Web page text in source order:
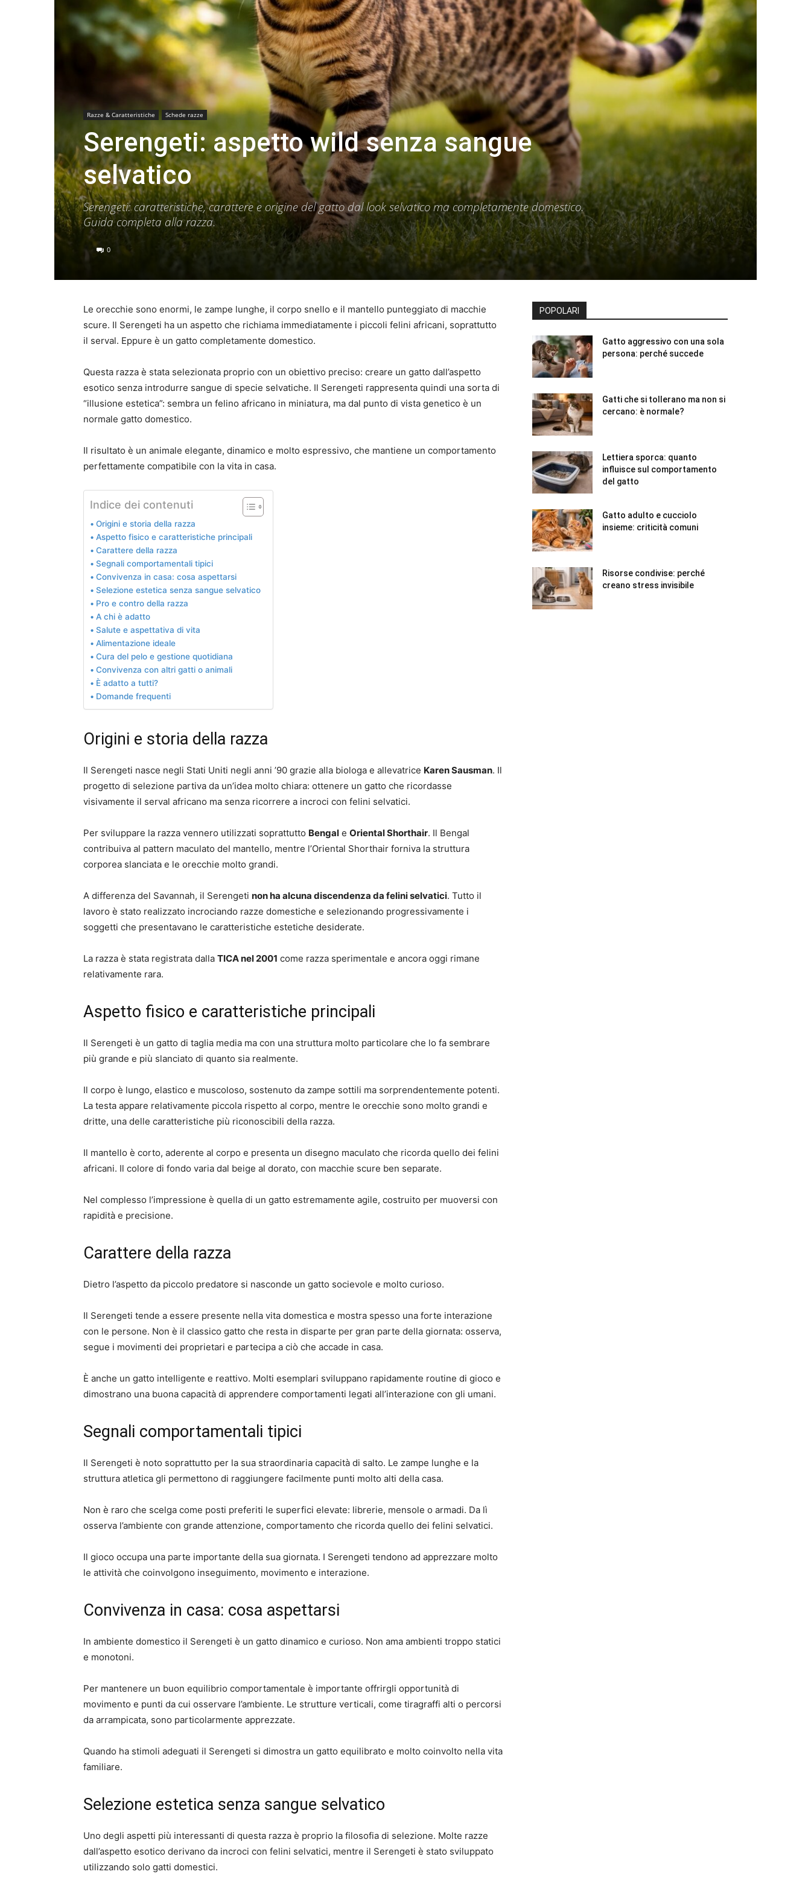
Razze & Caratteristiche Schede razze
Serengeti: aspetto wild senza sangue
selvatico
Serengeti: caratteristiche, carattere e origine del gatto dal look selvatico ma completamente domestico.
Guida completa alla razza.
0
Le orecchie sono enormi, le zampe lunghe, il corpo snello e il mantello punteggiato di macchie
scure. Il Serengeti ha un aspetto che richiama immediatamente i piccoli felini africani, soprattutto
il serval. Eppure è un gatto completamente domestico.
Questa razza è stata selezionata proprio con un obiettivo preciso: creare un gatto dall’aspetto
esotico senza introdurre sangue di specie selvatiche. Il Serengeti rappresenta quindi una sorta di
“illusione estetica”: sembra un felino africano in miniatura, ma dal punto di vista genetico è un
normale gatto domestico.
Il risultato è un animale elegante, dinamico e molto espressivo, che mantiene un comportamento
perfettamente compatibile con la vita in casa.
Indice dei contenuti
Origini e storia della razza
Aspetto fisico e caratteristiche principali
Carattere della razza
Segnali comportamentali tipici
Convivenza in casa: cosa aspettarsi
Selezione estetica senza sangue selvatico
Pro e contro della razza
A chi è adatto
Salute e aspettativa di vita
Alimentazione ideale
Cura del pelo e gestione quotidiana
Convivenza con altri gatti o animali
È adatto a tutti?
Domande frequenti
Origini e storia della razza
Il Serengeti nasce negli Stati Uniti negli anni ’90 grazie alla biologa e allevatrice Karen Sausman. Il
progetto di selezione partiva da un’idea molto chiara: ottenere un gatto che ricordasse
visivamente il serval africano ma senza ricorrere a incroci con felini selvatici.
Per sviluppare la razza vennero utilizzati soprattutto Bengal e Oriental Shorthair. Il Bengal
contribuiva al pattern maculato del mantello, mentre l’Oriental Shorthair forniva la struttura
corporea slanciata e le orecchie molto grandi.
A differenza del Savannah, il Serengeti non ha alcuna discendenza da felini selvatici. Tutto il
lavoro è stato realizzato incrociando razze domestiche e selezionando progressivamente i
soggetti che presentavano le caratteristiche estetiche desiderate.
La razza è stata registrata dalla TICA nel 2001 come razza sperimentale e ancora oggi rimane
relativamente rara.
Aspetto fisico e caratteristiche principali
Il Serengeti è un gatto di taglia media ma con una struttura molto particolare che lo fa sembrare
più grande e più slanciato di quanto sia realmente.
Il corpo è lungo, elastico e muscoloso, sostenuto da zampe sottili ma sorprendentemente potenti.
La testa appare relativamente piccola rispetto al corpo, mentre le orecchie sono molto grandi e
dritte, una delle caratteristiche più riconoscibili della razza.
Il mantello è corto, aderente al corpo e presenta un disegno maculato che ricorda quello dei felini
africani. Il colore di fondo varia dal beige al dorato, con macchie scure ben separate.
Nel complesso l’impressione è quella di un gatto estremamente agile, costruito per muoversi con
rapidità e precisione.
Carattere della razza
Dietro l’aspetto da piccolo predatore si nasconde un gatto socievole e molto curioso.
Il Serengeti tende a essere presente nella vita domestica e mostra spesso una forte interazione
con le persone. Non è il classico gatto che resta in disparte per gran parte della giornata: osserva,
segue i movimenti dei proprietari e partecipa a ciò che accade in casa.
È anche un gatto intelligente e reattivo. Molti esemplari sviluppano rapidamente routine di gioco e
dimostrano una buona capacità di apprendere comportamenti legati all’interazione con gli umani.
Segnali comportamentali tipici
Il Serengeti è noto soprattutto per la sua straordinaria capacità di salto. Le zampe lunghe e la
struttura atletica gli permettono di raggiungere facilmente punti molto alti della casa.
Non è raro che scelga come posti preferiti le superfici elevate: librerie, mensole o armadi. Da lì
osserva l’ambiente con grande attenzione, comportamento che ricorda quello dei felini selvatici.
Il gioco occupa una parte importante della sua giornata. I Serengeti tendono ad apprezzare molto
le attività che coinvolgono inseguimento, movimento e interazione.
Convivenza in casa: cosa aspettarsi
In ambiente domestico il Serengeti è un gatto dinamico e curioso. Non ama ambienti troppo statici
e monotoni.
Per mantenere un buon equilibrio comportamentale è importante offrirgli opportunità di
movimento e punti da cui osservare l’ambiente. Le strutture verticali, come tiragraffi alti o percorsi
da arrampicata, sono particolarmente apprezzate.
Quando ha stimoli adeguati il Serengeti si dimostra un gatto equilibrato e molto coinvolto nella vita
familiare.
Selezione estetica senza sangue selvatico
Uno degli aspetti più interessanti di questa razza è proprio la filosofia di selezione. Molte razze
dall’aspetto esotico derivano da incroci con felini selvatici, mentre il Serengeti è stato sviluppato
utilizzando solo gatti domestici.
POPOLARI
Gatto aggressivo con una sola
persona: perché succede
Gatti che si tollerano ma non si
cercano: è normale?
Lettiera sporca: quanto
influisce sul comportamento
del gatto
Gatto adulto e cucciolo
insieme: criticità comuni
Risorse condivise: perché
creano stress invisibile